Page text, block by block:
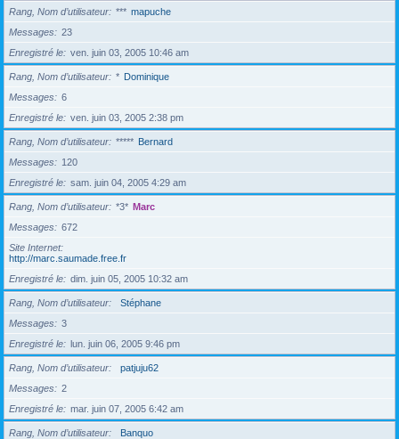
Rang, Nom d’utilisateur *** mapuche
Messages
23
Enregistré le
ven. juin 03, 2005 10:46 am
Rang, Nom d’utilisateur * Dominique
Messages
6
Enregistré le
ven. juin 03, 2005 2:38 pm
Rang, Nom d’utilisateur ***** Bernard
Messages
120
Enregistré le
sam. juin 04, 2005 4:29 am
Rang, Nom d’utilisateur *3* Marc
Messages
672
Site Internet
http://marc.saumade.free.fr
Enregistré le
dim. juin 05, 2005 10:32 am
Rang, Nom d’utilisateur
Stéphane
Messages
3
Enregistré le
lun. juin 06, 2005 9:46 pm
Rang, Nom d’utilisateur
patjuju62
Messages
2
Enregistré le
mar. juin 07, 2005 6:42 am
Rang, Nom d’utilisateur
Banquo